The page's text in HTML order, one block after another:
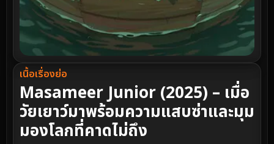
เนื้อเรื่องย่อ
Masameer Junior (2025) – เมื่อ
วัยเยาว์มาพร้อมความแสบซ่าและมุม
มองโลกที่คาดไม่ถึง